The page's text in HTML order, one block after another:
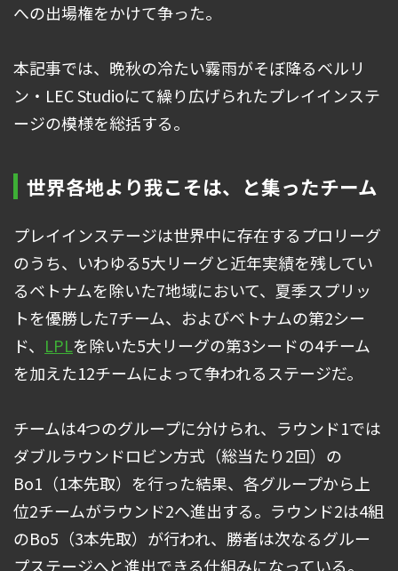
への出場権をかけて争った。
本記事では、晩秋の冷たい霧雨がそぼ降るベルリ
ン・LEC Studioにて繰り広げられたプレイインステ
ージの模様を総括する。
世界各地より我こそは、と集ったチーム
プレイインステージは世界中に存在するプロリーグ
のうち、いわゆる5大リーグと近年実績を残してい
るベトナムを除いた7地域において、夏季スプリッ
トを優勝した7チーム、およびベトナムの第2シー
ド、 LPLを除いた5大リーグの第3シードの4チーム
を加えた12チームによって争われるステージだ。
チームは4つのグループに分けられ、ラウンド1では
ダブルラウンドロビン方式（総当たり2回）の
Bo1（1本先取）を行った結果、各グループから上
位2チームがラウンド2へ進出する。ラウンド2は4組
のBo5（3本先取）が行われ、勝者は次なるグルー
プステージへと進出できる仕組みになっている。